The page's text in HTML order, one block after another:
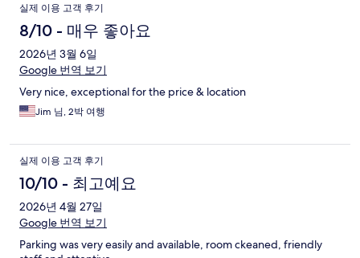
실제 이용 고객 후기
8/10 - 매우 좋아요
2026년 3월 6일
Google 번역 보기
Very nice, exceptional for the price & location
Jim 님, 2박 여행
실제 이용 고객 후기
10/10 - 최고예요
2026년 4월 27일
Google 번역 보기
Parking was very easily and available, room ckeaned, friendly